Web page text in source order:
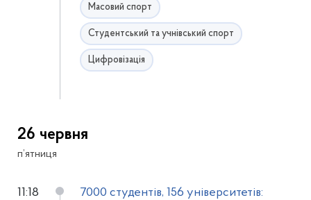
Масовий спорт
Студентський та учнівський спорт
Цифровізація
26 червня
п’ятниця
11:18
7000 студентів, 156 університетів: